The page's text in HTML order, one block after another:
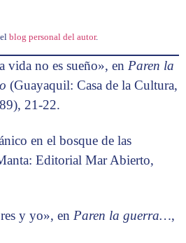
blog personal del autor.
vida no es sueño», en Paren la
(Guayaquil: Casa de la Cultura,
21-22.
en el bosque de las
Editorial Mar Abierto,
y yo», en Paren la guerra…,